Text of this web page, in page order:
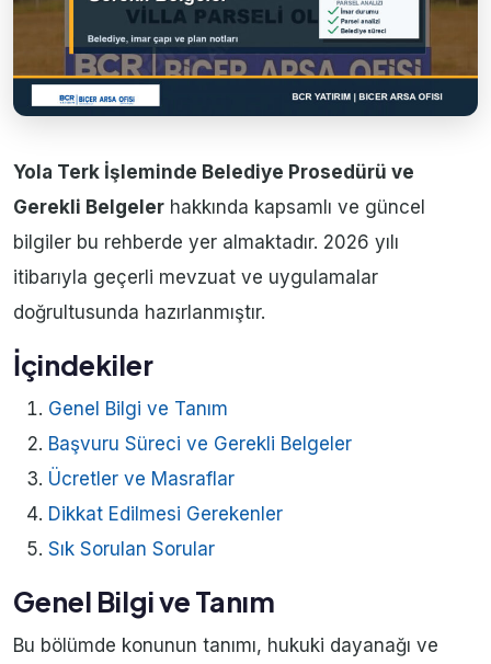
Yola Terk İşleminde Belediye Prosedürü ve
Gerekli Belgeler hakkında kapsamlı ve güncel
bilgiler bu rehberde yer almaktadır. 2026 yılı
itibarıyla geçerli mevzuat ve uygulamalar
doğrultusunda hazırlanmıştır.
İçindekiler
Genel Bilgi ve Tanım
Başvuru Süreci ve Gerekli Belgeler
Ücretler ve Masraflar
Dikkat Edilmesi Gerekenler
Sık Sorulan Sorular
Genel Bilgi ve Tanım
Bu bölümde konunun tanımı, hukuki dayanağı ve